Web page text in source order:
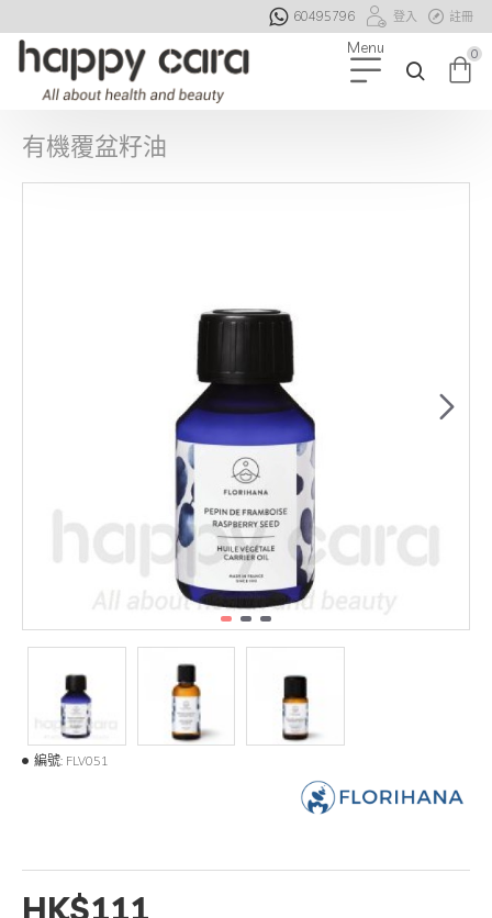
60495796 登入 註冊
0
有機覆盆籽油
HK$111
編號: FLV051